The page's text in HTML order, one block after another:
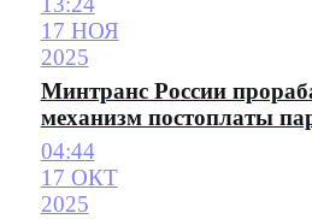
17 НОЯ
2025
Минтранс России
механизм постоплаты
04:44
17 ОКТ
2025